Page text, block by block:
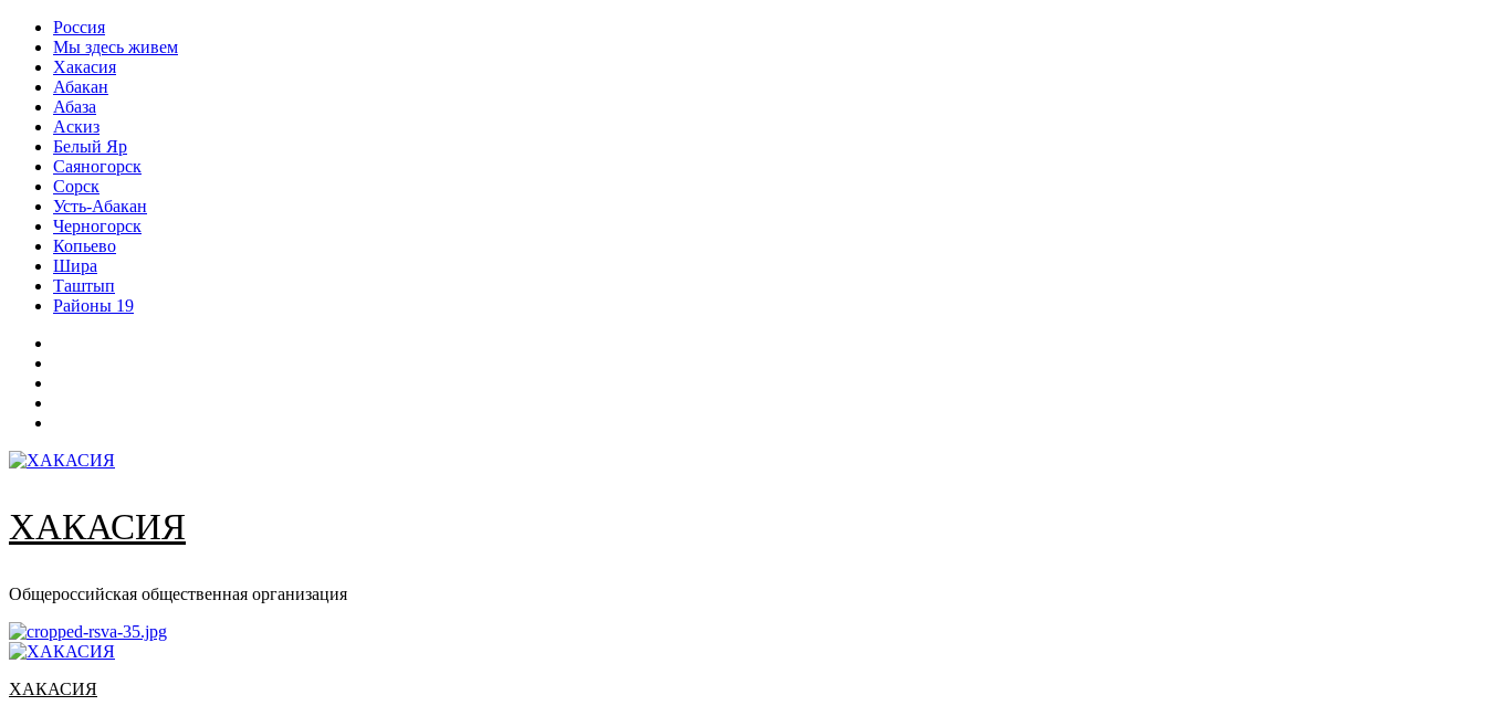
Перейти
содержимому
Россия
Мы здесь живем
Хакасия
Абакан
Абаза
Аскиз
Белый Яр
Саяногорск
Сорск
Усть-Абакан
Черногорск
Копьево
Шира
Таштып
Районы 19
ХАКАСИЯ
Общероссийская общественная организация
Основное
ХАКАСИЯ